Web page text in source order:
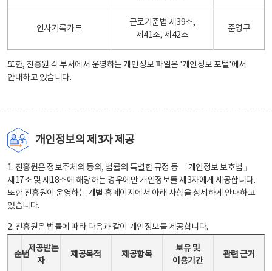
인사기록카드
근로기준법 제39조,
제41조, 제42조
준영구
또한, 진흥원 각 부서에서 운영하는 개인정보 파일은 '개인정보 포털'에서
안내하고 있습니다.
개인정보의 제3자 제공
1. 진흥원은 정보주체의 동의, 법률의 특별한 규정 등 「개인정보 보호법」
제17조 및 제18조에 해당하는 경우에만 개인정보를 제3자에게 제공합니다.
또한 진흥원이 운영하는 개별 홈페이지에서 아래 사항을 상세하게 안내하고
있습니다.
2. 진흥원은 법률에 따라 다음과 같이 개인정보를 제공합니다.
순번
제공받는
자
제공목적 제공항목
보유 및
이용기간
관련 근거